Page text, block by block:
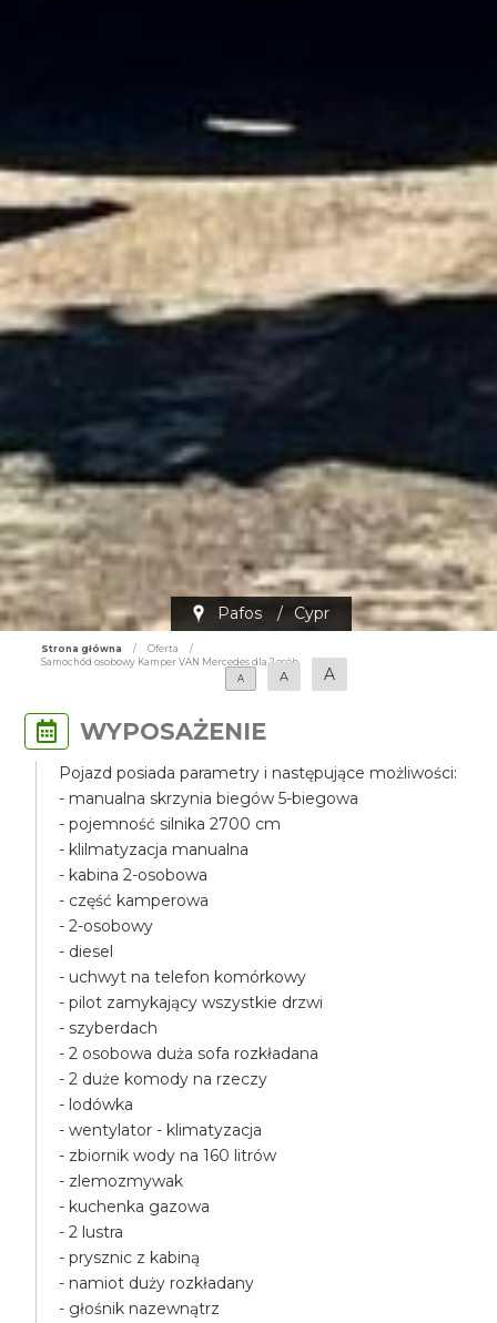
Pafos / Cypr
Strona główna / Oferta
/
Samochód osobowy Kamper VAN Mercedes dla 2 osób
A
A A
WYPOSAŻENIE
Pojazd posiada parametry i następujące możliwości:
- manualna skrzynia biegów 5-biegowa
- pojemność silnika 2700 cm
- klilmatyzacja manualna
- kabina 2-osobowa
- część kamperowa
- 2-osobowy
- diesel
- uchwyt na telefon komórkowy
- pilot zamykający wszystkie drzwi
- szyberdach
- 2 osobowa duża sofa rozkładana
- 2 duże komody na rzeczy
- lodówka
- wentylator - klimatyzacja
- zbiornik wody na 160 litrów
- zlemozmywak
- kuchenka gazowa
- 2 lustra
- prysznic z kabiną
- namiot duży rozkładany
- głośnik nazewnątrz